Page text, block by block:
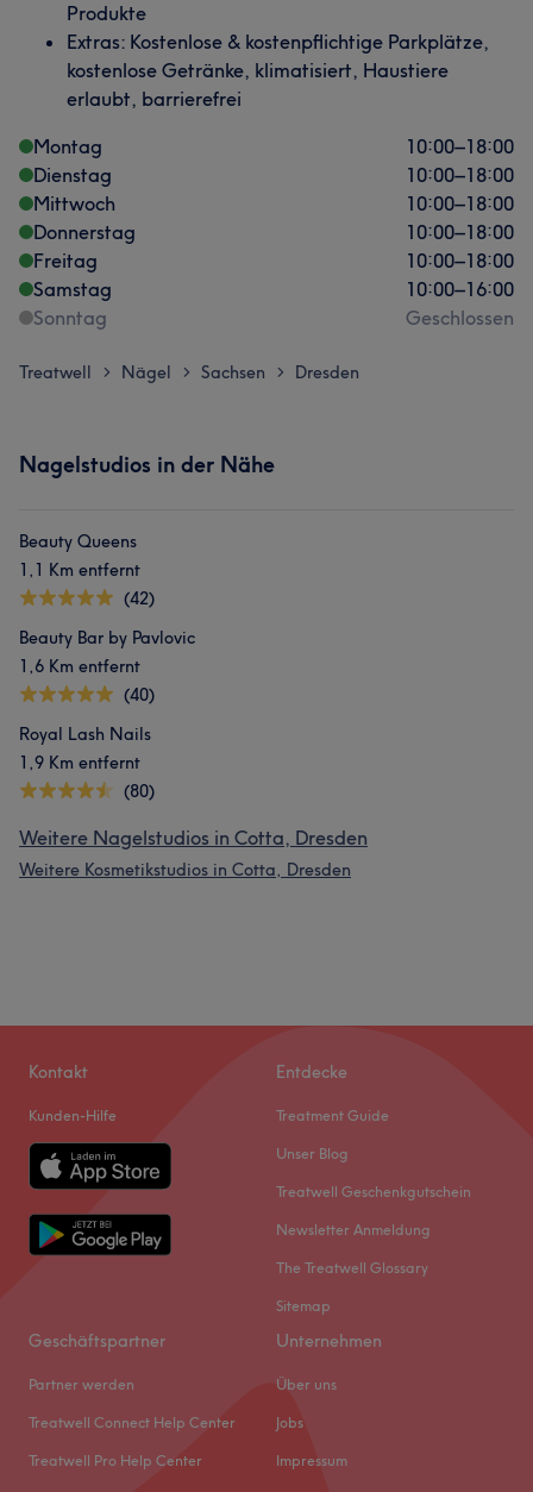
Produkte
Extras: Kostenlose & kostenpflichtige Parkplätze,
kostenlose Getränke, klimatisiert, Haustiere
erlaubt, barrierefrei
Montag
10:00–18:00
Dienstag
10:00–18:00
Mittwoch
10:00–18:00
Donnerstag
10:00–18:00
Freitag
10:00–18:00
Samstag
10:00–16:00
Sonntag
Geschlossen
Treatwell > Nägel > Sachsen > Dresden
Nagelstudios in der Nähe
Beauty Queens
1,1 Km entfernt
(42)
Beauty Bar by Pavlovic
1,6 Km entfernt
(40)
Royal Lash Nails
1,9 Km entfernt
(80)
Weitere Nagelstudios in Cotta, Dresden
Weitere Kosmetikstudios in Cotta, Dresden
Kontakt
Kunden-Hilfe
Entdecke
Treatment Guide
Unser Blog
Treatwell Geschenkgutschein
Newsletter Anmeldung
The Treatwell Glossary
Sitemap
Geschäftspartner
Partner werden
Treatwell Connect Help Center
Treatwell Pro Help Center
Unternehmen
Über uns
Jobs
Impressum